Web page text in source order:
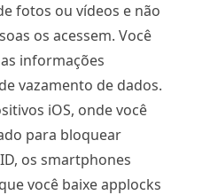
fotos ou vídeos e não
os acessem. Você
informações
vazamento de dados.
iOS, onde você
para bloquear
os smartphones
você baixe applocks